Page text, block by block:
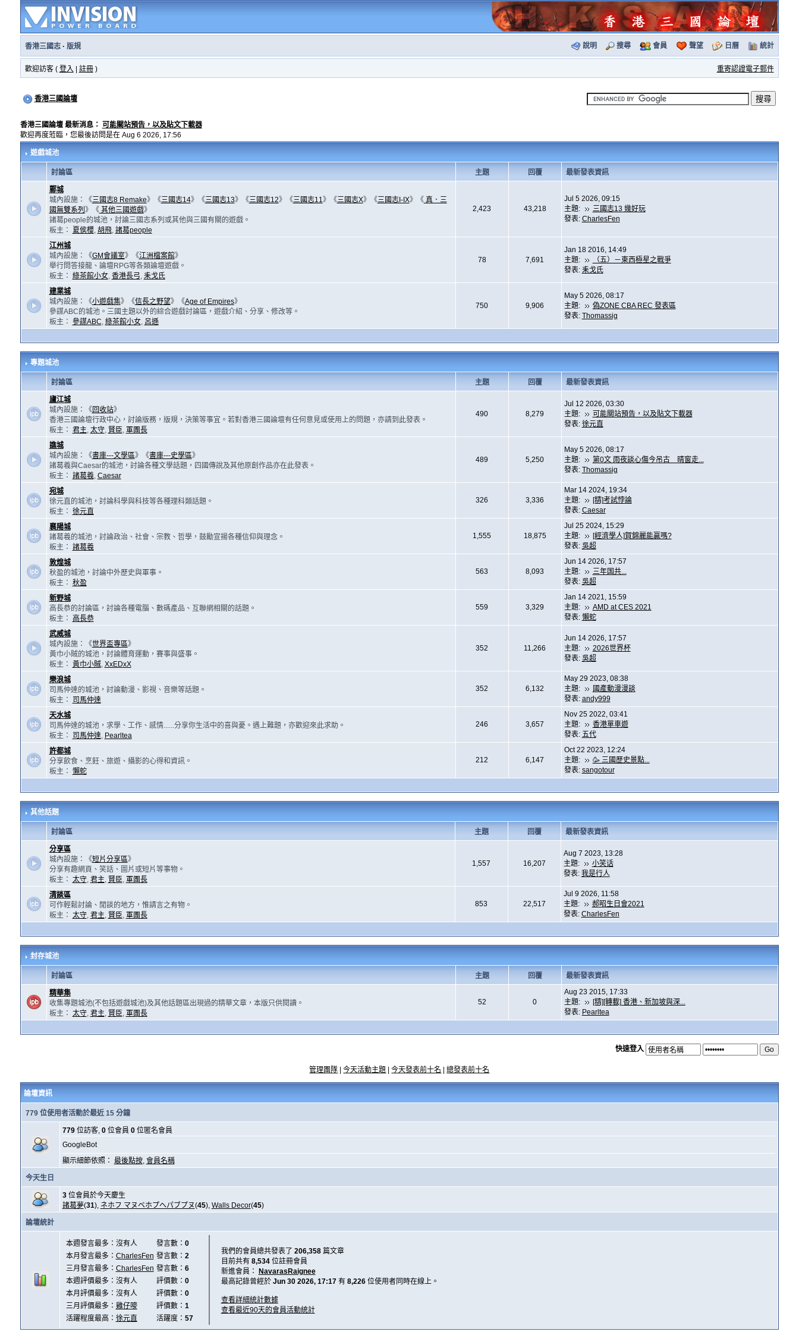
香港三國志· 版規 說明 搜尋 會員 聲望 日曆 統計
歡迎訪客 ( 登入 註冊) 重寄認證電子郵件
香港三國論壇
香港三國論壇 最新消息： 可能關站預告，以及貼文下載器
歡迎再度蒞臨，您最後訪問是在 Aug 6 2026, 17:56
遊戲城池
討論區 主題 回覆 最新發表資訊
鄴城
城內設施：《三國志8 Remake》《三國志14》《三國志13》《三國志12》《三國志11》《三國志X》《三國志I-IX》《真．三
國無雙系列 》《其他三國遊戲》
諸葛people的城池，討論三國志系列或其他與三國有關的遊戲。
板主：
夏侯櫻, 胡飛, 諸葛people
2,423 43,218
Jul 5 2026, 09:15
主題:
三國志13 幾好玩
發表: CharlesFen
江州城
城內設施：《GM會議室》《江洲檔案館》
舉行問答接龍、論壇RPG等各類論壇遊戲。
板主： 綠茶館小女, 香港長弓, 耒戈氏
78 7,691
Jan 18 2016, 14:49
主題:
（五）－東西極星之戰爭
發表: 耒戈氏
建業城
城內設施：《小遊戲集》《信長之野望》《Age of Empires》
參謀ABC的城池。三國主題以外的綜合遊戲討論區，遊戲介紹、分享、修改等。
板主： 參謀ABC, 綠茶館小女, 呂遜
750 9,906
May 5 2026, 08:17
主題:
偽ZONE CBA REC 發表區
發表: Thomassig
專題城池
討論區 主題 回覆 最新發表資訊
廬江城
城內設施：《回收站》
香港三國論壇行政中心，討論版務，版規，決策等事宜。若對香港三國論壇有任何意見或使用上的問題，亦請到此發表。
板主： 君主, 太守, 賢臣, 軍團長
490 8,279
Jul 12 2026, 03:30
主題:
可能關站預告，以及貼文下載器
發表: 徐元直
譙城
城內設施：《書庫---文學區》《書庫---史學區》
諸葛羲與Caesar的城池，討論各種文學話題，四國傳說及其他原創作品亦在此發表。
板主： 諸葛羲, Caesar
489 5,250
May 5 2026, 08:17
主題:
第0文 雨夜談心傷今吊古 晴窗走...
發表: Thomassig
宛城
徐元直的城池，討論科學與科技等各種理科類話題。
板主： 徐元直
326 3,336
Mar 14 2024, 19:34
主題:
[精]考試悖論
發表: Caesar
襄陽城
諸葛羲的城池，討論政治、社會、宗教、哲學，鼓勵宣揚各種信仰與理念。
板主： 諸葛羲
1,555 18,875
Jul 25 2024, 15:29
主題:
[經濟學人]賀錦麗能贏嗎?
發表: 吳超
敦煌城
秋盈的城池，討論中外歷史與軍事。
板主： 秋盈
563 8,093
Jun 14 2026, 17:57
主題:
三年国共...
發表: 吳超
新野城
高長恭的討論區，討論各種電腦、數碼產品、互聯網相關的話題。
板主：
高長恭
559 3,329
Jan 14 2021, 15:59
主題:
AMD at CES 2021
發表: 懶蛇
武威城
城內設施：《世界盃專區》
黃巾小賊的城池，討論體育運動，賽事與盛事。
板主： 黃巾小賊, XxEDxX
352 11,266
Jun 14 2026, 17:57
主題:
2026世界杯
發表: 吳超
樂浪城
司馬仲達的城池，討論動漫、影視、音樂等話題。
板主：
司馬仲達
352 6,132
May 29 2023, 08:38
主題:
國產動漫漫談
發表: andy999
天水城
司馬仲達的城池，求學、工作、感情......分享你生活中的喜與憂。遇上難題，亦歡迎來此求助。
板主：
司馬仲達, Pearltea
246 3,657
Nov 25 2022, 03:41
主題:
香港單車遊
發表: 五代
許都城
分享飲食、烹飪、旅遊、攝影的心得和資訊。
板主： 懶蛇
212 6,147
Oct 22 2023, 12:24
主題:
🥳 三國歷史景點...
發表: sangotour
其他話題
討論區 主題 回覆 最新發表資訊
分享區
城內設施：《短片分享區》
分享有趣網頁、笑話、圖片或短片等事物。
板主： 太守, 君主, 賢臣, 軍團長
1,557 16,207
Aug 7 2023, 13:28
主題:
小笑话
發表: 我是行人
清談區
可作輕鬆討論、閒談的地方，惟請言之有物。
板主： 太守, 君主, 賢臣, 軍團長
853 22,517
Jul 9 2026, 11:58
主題:
郝昭生日會2021
發表: CharlesFen
封存城池
討論區 主題 回覆 最新發表資訊
精華集
收集專題城池(不包括遊戲城池)及其他話題區出現過的精華文章，本版只供閱讀。
板主： 太守, 君主, 賢臣, 軍團長
52 0
Aug 23 2015, 17:33
主題:
[精][轉載] 香港、新加坡與深...
發表: Pearltea
快速登入
管理團隊 |今天活動主題 |今天發表前十名 |總發表前十名
論壇資訊
779 位使用者活動於最近 15 分鐘
779位訪客, 0位會員 0位匿名會員
GoogleBot
顯示細節依照： 最後點按, 會員名稱
今天生日
3位會員於今天慶生
諸葛夢(31), ネホフ マヌベホプヘパブプヌ(45), Walls Decor(45)
論壇統計
本週發言最多：沒有人 發言數： 0
本月發言最多： CharlesFen 發言數： 2
三月發言最多： CharlesFen 發言數： 6
本週評價最多：沒有人
評價數： 0
本月評價最多：沒有人
評價數： 0
三月評價最多： 雞仔嘜 評價數： 1
活躍程度最高： 徐元直 活躍度： 57
我們的會員總共發表了 206,358篇文章
目前共有 8,534位註冊會員
新進會員： NavarasRaignee
最高記錄曾經於 Jun 30 2026, 17:17 有 8,226位使用者同時在線上。
查看詳細統計數據
查看最近90天的會員活動統計